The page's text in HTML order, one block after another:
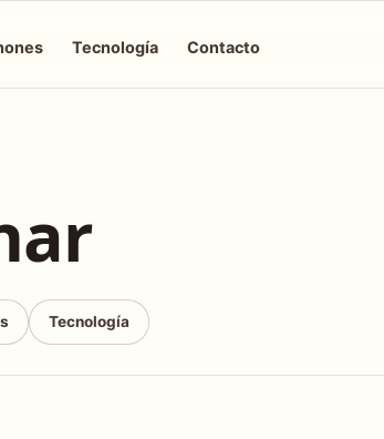
Tecnología Contacto
Tecnología